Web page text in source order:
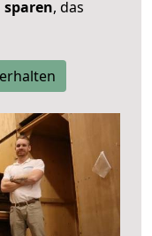
sparen, das